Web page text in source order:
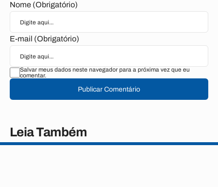
Nome (Obrigatório)
E-mail (Obrigatório)
Salvar meus dados neste navegador para a próxima vez que eu
comentar.
Publicar Comentário
Leia Também